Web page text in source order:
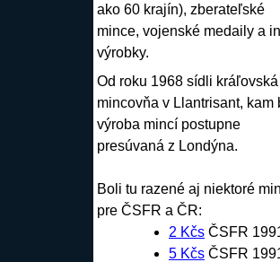
ako 60 krajín), zberateľské
mince, vojenské medaily a
výrobky.
Od roku 1968 sídli kráľovská
mincovňa v Llantrisant, kam
výroba mincí postupne
presúvaná z Londýna.
Boli tu razené aj niektoré
pre ČSFR a ČR:
2 KčsČSFR
5 KčsČSFR